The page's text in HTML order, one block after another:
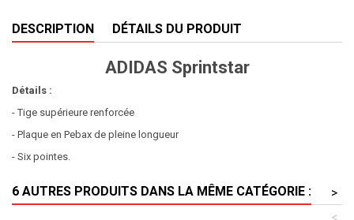
DESCRIPTION DÉTAILS DU PRODUIT
ADIDAS Sprintstar
Détails :
- Tige supérieure renforcée
- Plaque en Pebax de pleine longueur
- Six pointes.
6 AUTRES PRODUITS DANS LA MÊME CATÉGORIE :
>